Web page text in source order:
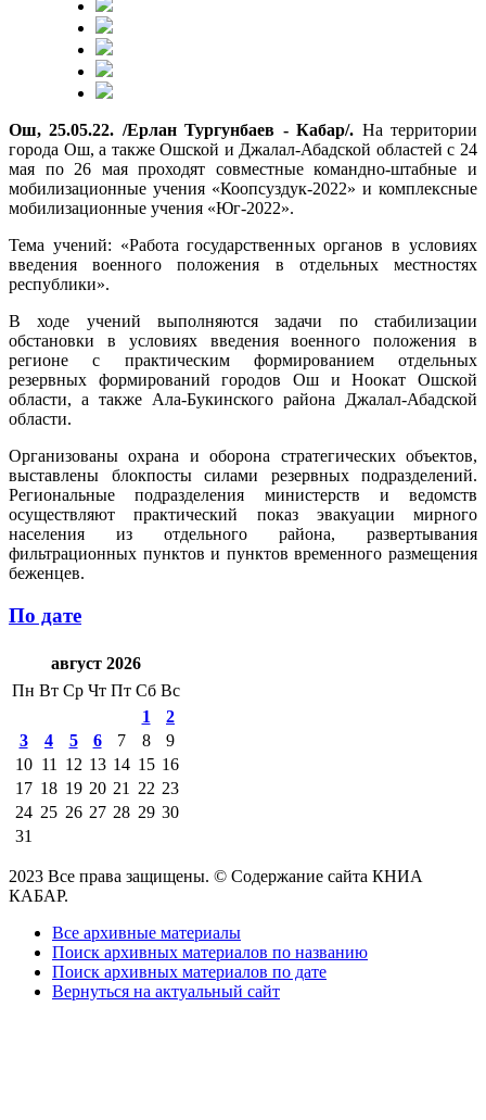
Ош, 25.05.22. /Ерлан Тургунбаев - Кабар/. На территории
города Ош, а также Ошской и Джалал-Абадской областей с 24
мая по 26 мая проходят совместные командно-штабные и
мобилизационные учения «Коопсуздук-2022» и комплексные
мобилизационные учения «Юг-2022».
Тема учений: «Работа государственных органов в условиях
введения военного положения в отдельных местностях
республики».
В ходе учений выполняются задачи по стабилизации
обстановки в условиях введения военного положения в
регионе с практическим формированием отдельных
резервных формирований городов Ош и Ноокат Ошской
области, а также Ала-Букинского района Джалал-Абадской
области.
Организованы охрана и оборона стратегических объектов,
выставлены блокпосты силами резервных подразделений.
Региональные подразделения министерств и ведомств
осуществляют практический показ эвакуации мирного
населения из отдельного района, развертывания
фильтрационных пунктов и пунктов временного размещения
беженцев.
По дате
август 2026
Пн Вт Ср Чт Пт Сб Вс
1
2
3
4 5 6 7 8
9
10 11 12 13 14 15 16
17 18 19 20 21 22 23
24 25 26 27 28 29 30
31
2023 Все права защищены. © Содержание сайта КНИА
КАБАР.
Все архивные материалы
Поиск архивных материалов по названию
Поиск архивных материалов по дате
Вернуться на актуальный сайт